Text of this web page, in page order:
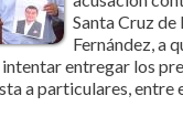
Santa Cruz de
Fernández, a
entregar los
a particulares, entre